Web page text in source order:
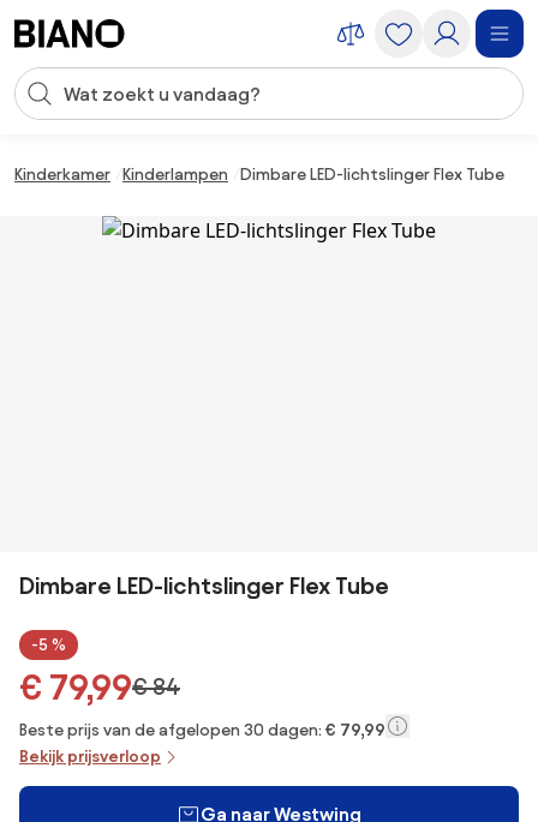
Zoekopdracht invoeren
Kinderkamer Kinderlampen Dimbare LED-lichtslinger Flex Tube
Dimbare LED-lichtslinger Flex Tube
-5 %
€ 79,99€ 84
Beste prijs van de afgelopen 30 dagen: € 79,99
Bekijk prijsverloop
Ga naar Westwing